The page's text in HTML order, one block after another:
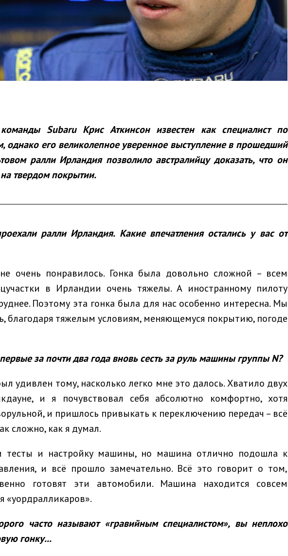
Subaru Крис Аткинсон известен как специалист по
однако его великолепное уверенное выступление в прошедший
ралли Ирландия позволило австралийцу доказать, что он
твердом покрытии.
ралли Ирландия. Какие впечатления остались у вас от
очень понравилось. Гонка была довольно сложной – всем
в Ирландии очень тяжелы. А иностранному пилоту
Поэтому эта гонка была для нас особенно интересна. Мы
благодаря тяжелым условиям, меняющемуся покрытию, погоде
за почти два года вновь сесть за руль машины группы N?
удивлен тому, насколько легко мне это далось. Хватило двух
и я почувствовал себя абсолютно комфортно, хотя
и пришлось привыкать к переключению передач – всё
сложно, как я думал.
и настройку машины, но машина отлично подошла к
и всё прошло замечательно. Всё это говорит о том,
готовят эти автомобили. Машина находится совсем
«уордралликаров».
часто называют «гравийным специалистом», вы неплохо
гонку...